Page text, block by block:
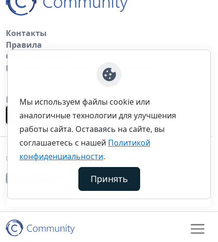
Контакты
Правила
Обратная связь
Правила копирования материалов
Приложение
©thecommunity.ru 2026. Все права защищены.
Мы используем файлы cookie или
аналогичные технологии для улучшения
работы сайта. Оставаясь на сайте, вы
соглашаетесь с нашей Политикой
конфиденциальности.
Принять